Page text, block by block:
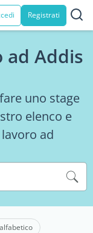
Registrati
ad Addis
uno stage
elenco e
ad